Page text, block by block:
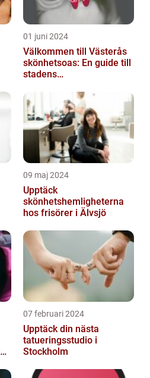
01 juni 2024
Välkommen till Västerås
skönhetsoas: En guide till
stadens
09 maj 2024
Upptäck
skönhetshemligheterna
hos frisörer i Älvsjö
07 februari 2024
Upptäck din nästa
tatueringsstudio i
Stockholm